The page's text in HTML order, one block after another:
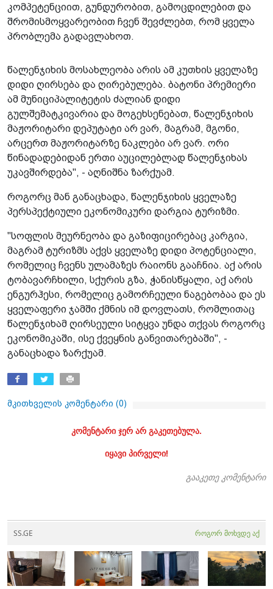
კომპეტენციით, გუნდურობით, გამოცდილებით და
შრომისმოყვარეობით ჩვენ შევძლებთ, რომ ყველა
პრობლემა გადავლახოთ.
წალენჯიხის მოსახლეობა არის ამ კუთხის ყველაზე
დიდი ღირსება და ღირებულება. ბატონი პრემიერი
ამ მუნიციპალიტეტის ძალიან დიდი
გულშემატკივარია და მოგეხსენებათ, წალენჯიხის
მაჟორიტარი დეპუტატი არ ვარ, მაგრამ, მგონი,
არცერთ მაჟორიტარზე ნაკლები არ ვარ. ორი
წინადადებიდან ერთი აუცილებლად წალენჯიხას
უკავშირდება", - აღნიშნა ზარქუამ.
როგორც მან განაცხადა, წალენჯიხის ყველაზე
პერსპექტიული ეკონომიკური დარგია ტურიზმი.
"სოფლის მეურნეობა და გაზიფიცირებაც კარგია,
მაგრამ ტურიზმს აქვს ყველაზე დიდი პოტენციალი,
რომელიც ჩვენს ულამაზეს რაიონს გააჩნია. აქ არის
ტობავარჩხილი, სქურის გზა, ჭანისწყალი, აქ არის
ენგურჰესი, რომელიც გამორჩეული ნაგებობაა და ეს
ყველაფერი ჯამში ქმნის იმ დოვლათს, რომლითაც
წალენჯიხამ ღირსეული სიტყვა უნდა თქვას როგორც
ეკონომიკაში, ისე ქვეყნის განვითარებაში", -
განაცხადა ზარქუამ.
მკითხველის კომენტარი (0)
კომენტარი ჯერ არ გაკეთებულა.
იყავი პირველი!
გააკეთე კომენტარი
SS.GE როგორ მოხვდე აქ